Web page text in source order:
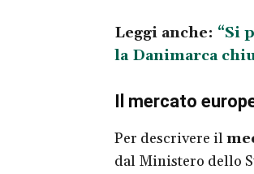
Leggi anche: “Si
la Danimarca
Il mercato
Per descrivere il
dal Ministero dello